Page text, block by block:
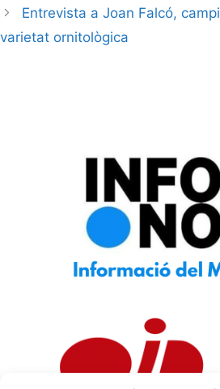
Entrevista a Joan Falcó,
varietat ornitològica